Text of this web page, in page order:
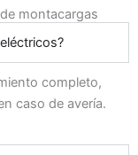
montacargas
completo,
caso de avería.